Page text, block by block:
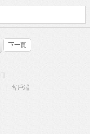
下一頁
客戶端